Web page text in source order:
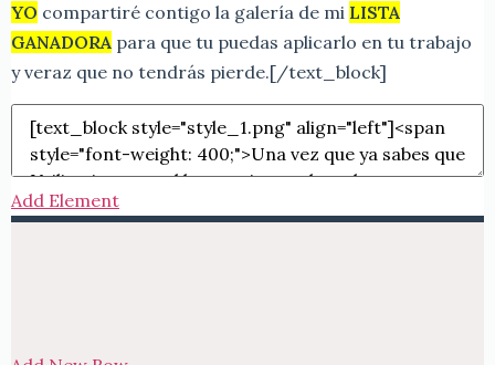
YO compartiré contigo la galería de mi LISTA
GANADORA para que tu puedas aplicarlo en tu trabajo
y veraz que no tendrás pierde.[/text_block]
Add Element